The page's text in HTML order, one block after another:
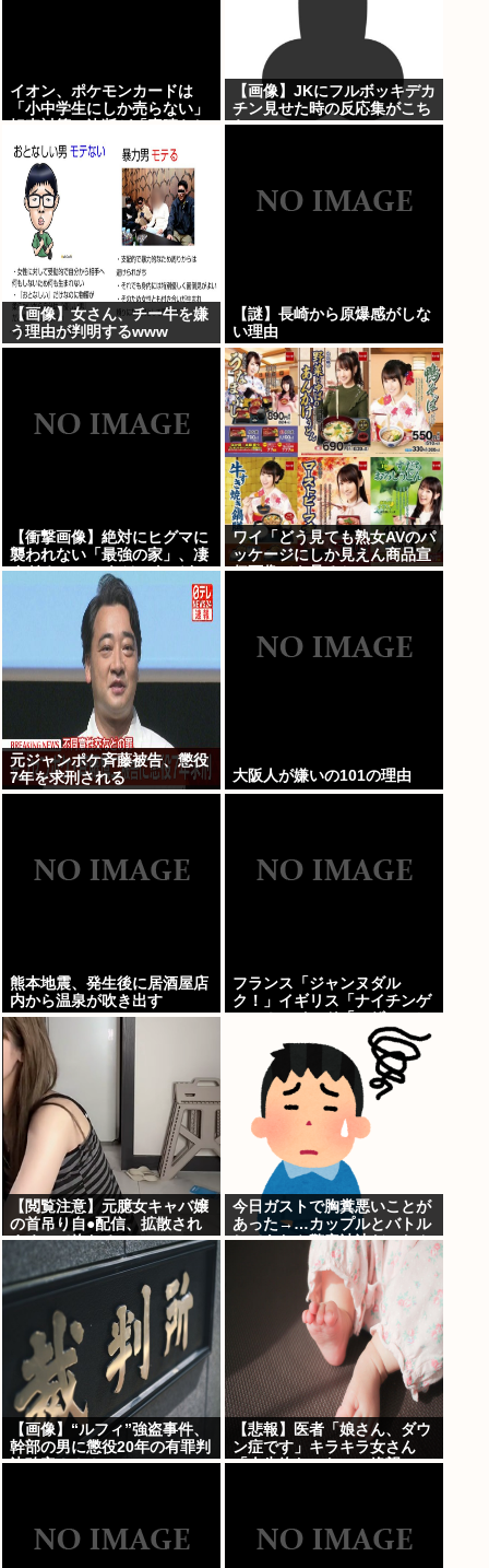
イオン、ポケモンカードは
「小中学生にしか売らない」
い」
【画像】JKにフルボッキデカ
チン見せた時の反応集がこち
らww
【画像】女さん、チー牛を嫌
う理由が判明するwww
【謎】長崎から原爆感がしな
い理由
【衝撃画像】絶対にヒグマに
襲われない「最強の家」、凄
すぎるwwwこれは…ヤバす
ワイ「どう見ても熟女AVのパ
ッケージにしか見えん商品宣
伝画像でも見るか...」
元ジャンポケ斉藤被告、懲役
7年を求刑される
大阪人が嫌いの101の理由
熊本地震、発生後に居酒屋店
内から温泉が吹き出す
フランス「ジャンヌダル
ク！」イギリス「ナイチンゲ
【閲覧注意】元臆女キャバ嬢
の首吊り自●配信、拡散され
まくって終わるwww
今日ガストで胸糞悪いことが
あった→…カップルとバトル
してあわや警察沙汰だったん
だがどっちが悪い？
【画像】“ルフィ”強盗事件、
幹部の男に懲役20年の有罪判
決確定！！！
【悲報】医者「娘さん、ダウ
ン症です」キラキラ女さん
「人生終わった」⇒絶望